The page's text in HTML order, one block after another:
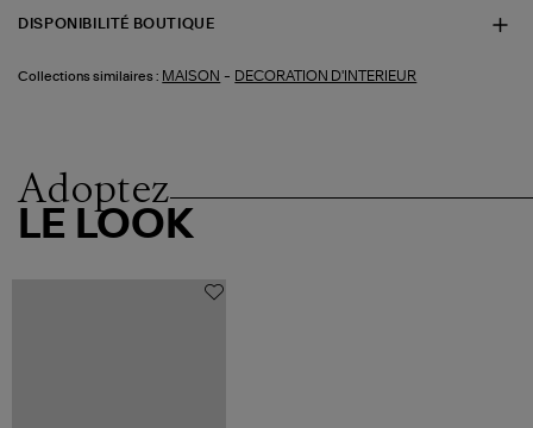
DISPONIBILITÉ BOUTIQUE
Collections similaires : MAISON - DECORATION D'INTERIEUR
Adoptez
LE LOOK